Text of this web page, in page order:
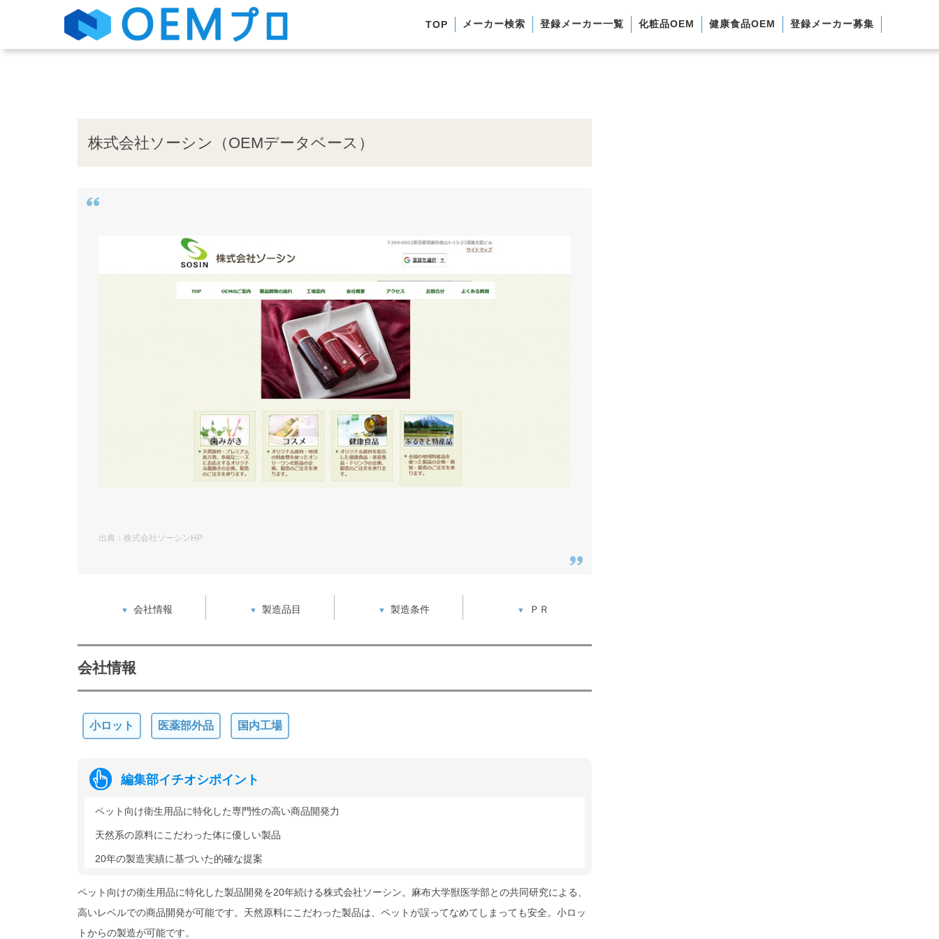
TOP メーカー検索 登録メーカー一覧 化粧品OEM 健康食品OEM 登録メーカー募集
株式会社ソーシン（OEMデータベース）
出典：株式会社ソーシンHP
会社情報 製造品目 製造条件 ＰＲ
会社情報
小ロット 医薬部外品 国内工場
編集部イチオシポイント
ペット向け衛生用品に特化した専門性の高い商品開発力
天然系の原料にこだわった体に優しい製品
20年の製造実績に基づいた的確な提案
ペット向けの衛生用品に特化した製品開発を20年続ける株式会社ソーシン。麻布大学獣医学部との共同研究による、
高いレベルでの商品開発が可能です。天然原料にこだわった製品は、ペットが誤ってなめてしまっても安全。小ロッ
トからの製造が可能です。